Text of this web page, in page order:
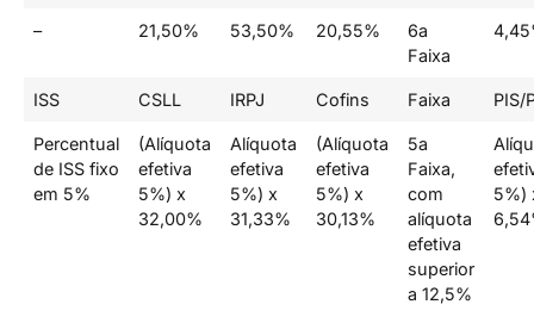
– 21,50% 53,50% 20,55%
6a
Faixa
ISS CSLL IRPJ Cofins Faixa PIS/
Percentual
de ISS fixo
em 5%
(Alíquota
efetiva
5%) x
32,00%
Alíquota
efetiva
5%) x
31,33%
(Alíquota
efetiva
5%) x
30,13%
5a
Faixa,
com
alíquota
efetiva
superior
a 12,5%
5%)